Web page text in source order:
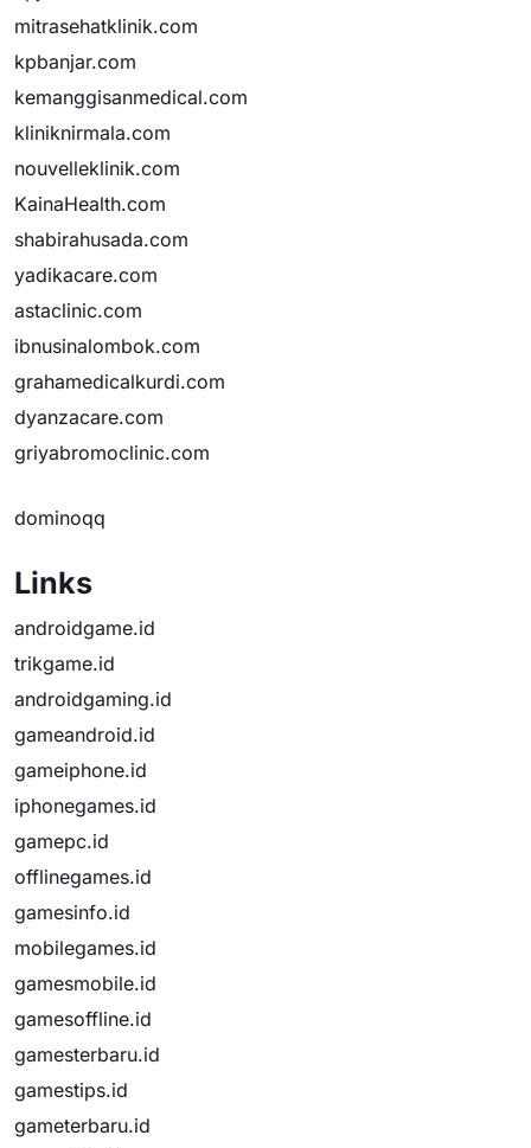
mitrasehatklinik.com
kpbanjar.com
kemanggisanmedical.com
kliniknirmala.com
nouvelleklinik.com
KainaHealth.com
shabirahusada.com
yadikacare.com
astaclinic.com
ibnusinalombok.com
grahamedicalkurdi.com
dyanzacare.com
griyabromoclinic.com
dominoqq
Links
androidgame.id
trikgame.id
androidgaming.id
gameandroid.id
gameiphone.id
iphonegames.id
gamepc.id
offlinegames.id
gamesinfo.id
mobilegames.id
gamesmobile.id
gamesoffline.id
gamesterbaru.id
gamestips.id
gameterbaru.id